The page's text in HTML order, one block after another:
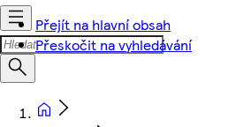
Přejít na hlavní obsah
Přeskočit na vyhledávání